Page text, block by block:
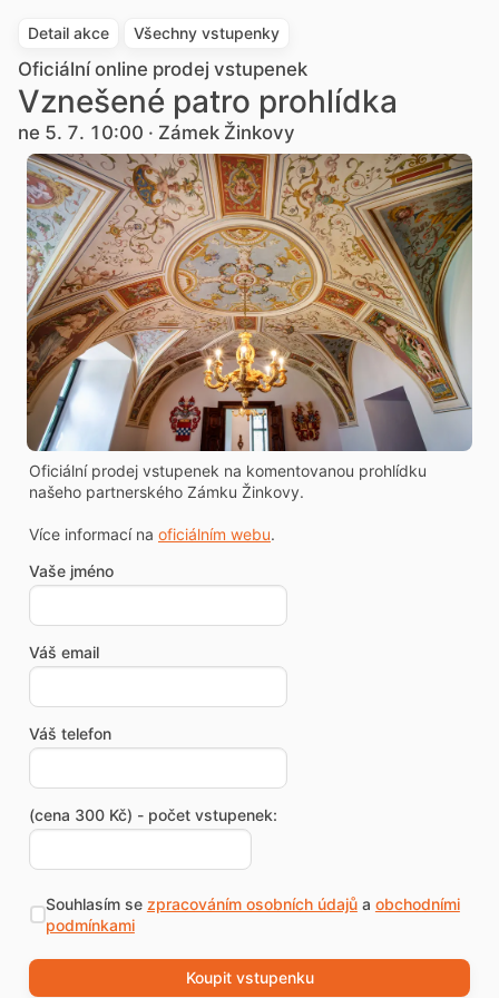
Detail akce Všechny vstupenky
Oficiální online prodej vstupenek
Vznešené patro prohlídka
ne 5. 7. 10:00 · Zámek Žinkovy
Oficiální prodej vstupenek na komentovanou prohlídku
našeho partnerského Zámku Žinkovy.
Více informací na oficiálním webu.
Vaše jméno
Váš email
Váš telefon
(cena 300 Kč) - počet vstupenek:
Souhlasím se zpracováním osobních údajůa obchodními
podmínkami
Koupit vstupenku